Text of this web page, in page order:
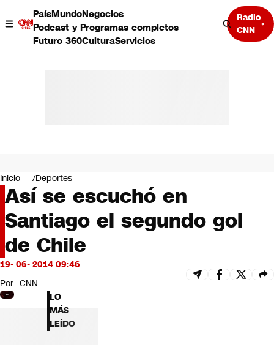
PaísMundoNegocios
Podcast y Programas completos
Futuro 360CulturaServicios
Radio
CNN
Negocios
Deportes
Programas completos
Cultura
Servicios
Bits
CNN tiempo
Futuro 360
Opinión
Inicio Deportes
Así se escuchó en
Santiago el segundo gol
de Chile
19- 06- 2014 09:46
Por CNN
LO
MÁS
LEÍDO